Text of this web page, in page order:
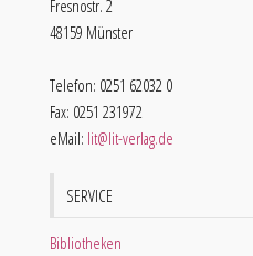
Fresnostr. 2
48159 Münster
Telefon: 0251 62032 0
Fax: 0251 231972
eMail: lit@lit-verlag.de
SERVICE
Bibliotheken